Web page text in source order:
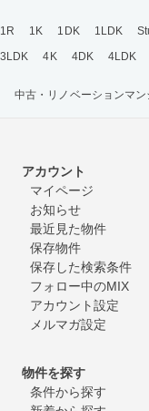
1R 1K 1DK 1LDK
3LDK
4K 4DK 4LDK
中古・リノベーションマ
アカウント
マイページ
お知らせ
最近見た物件
保存物件
保存した検索条件
フォロー中のMIX
アカウント設定
メルマガ設定
物件を探す
条件から探す